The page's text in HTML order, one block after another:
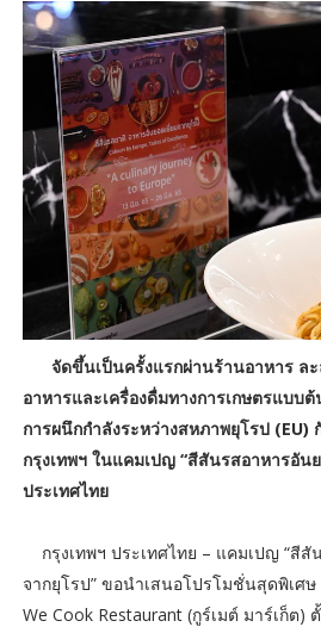
จัดขึ้นเป็นครั้งแรกผ่านร้านอาหาร
อาหารและเครื่องดื่มทางการเกษตรแบบ
การผนึกกำลังระหว่างสหภาพยุโรป
กรุงเทพฯ ในแคมเปญ “สีสันรสอาหารอัน
ประเทศไทย
กรุงเทพฯ ประเทศไทย – แคมเปญ “สี
จากยุโรป” ขอนำเสนอโปรโมชั่นสุดพิเศ
We Cook Restaurant (กูร์เมต์ มาร์เก็ต